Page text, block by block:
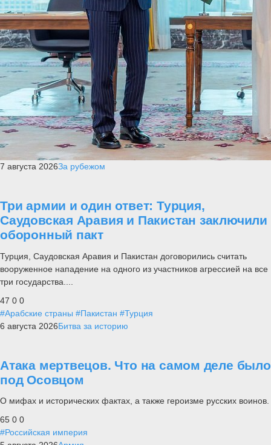
7 августа 2026За рубежом
Три армии и один ответ: Турция,
Саудовская Аравия и Пакистан заключили
оборонный пакт
Турция, Саудовская Аравия и Пакистан договорились считать
вооруженное нападение на одного из участников агрессией на все
три государства....
47 0 0
#Арабские страны #Пакистан #Турция
6 августа 2026Битва за историю
Атака мертвецов. Что на самом деле было
под Осовцом
О мифах и исторических фактах, а также героизме русских воинов.
65 0 0
#Российская империя